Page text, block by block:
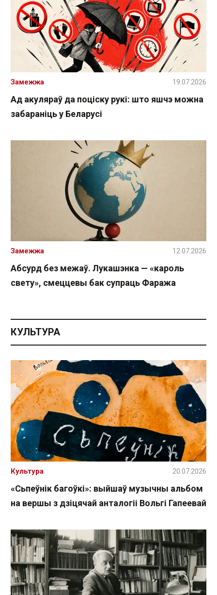
Ад акуляраў да поціску рукі: што яшчэ можна
забараніць у Беларусі
Замежжа 19.07.2026
Абсурд без межаў. Лукашэнка — «кароль
свету», смеццевы бак супраць Фаража
Замежжа 12.07.2026
КУЛЬТУРА
«Сьпеўнік багоўкі»: выйшаў музычны альбом
на вершы з дзіцячай анталогіі Вольгі Гапеевай
Культура 20.07.2026